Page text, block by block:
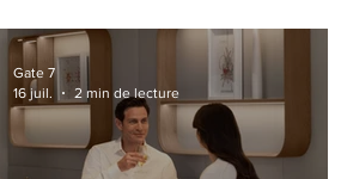
flotte
Gate 7
16 juil.
2 min de lecture